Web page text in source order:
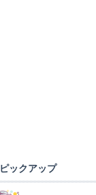
ピックアップ